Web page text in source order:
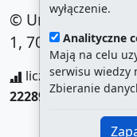
wyłączenie.
Analityczne
Mają na celu
serwisu wiedzy
Zbieranie
© Urząd Miasta
1, 70-456
liczba wyświetleń:
222893/najczęściej